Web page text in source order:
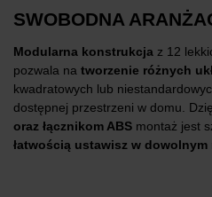
SWOBODNA
Modularna konstrukcja z 12
pozwala na tworzenie różnych
kwadratowych lub
dostępnej przestrzeni w domu.
oraz łącznikom ABS montaż jest
łatwością ustawisz w dowolnym